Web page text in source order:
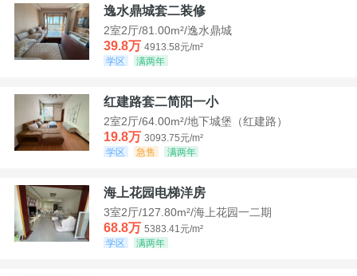
逸水鼎城套二装修
2室2厅/81.00m²/逸水鼎城
39.8万 4913.58元/m²
学区
满两年
红建路套二简阳一小
2室2厅/64.00m²/地下城堡（红建路）
19.8万 3093.75元/m²
学区
急售 满两年
海上花园电梯洋房
3室2厅/127.80m²/海上花园一二期
68.8万 5383.41元/m²
学区
满两年